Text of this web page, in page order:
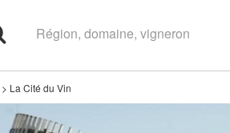
> La Cité du Vin